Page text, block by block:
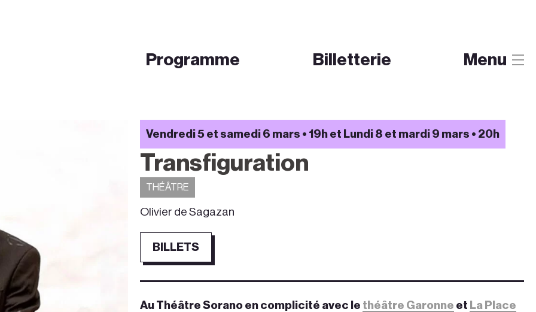
Programme Billetterie Menu
Vendredi 5 et samedi 6 mars • 19h et Lundi 8 et mardi 9 mars • 20h
Transfiguration
THÉÂTRE
Olivier de Sagazan
BILLETS
Au Théâtre Sorano en complicité avec le théâtre Garonne et La Place